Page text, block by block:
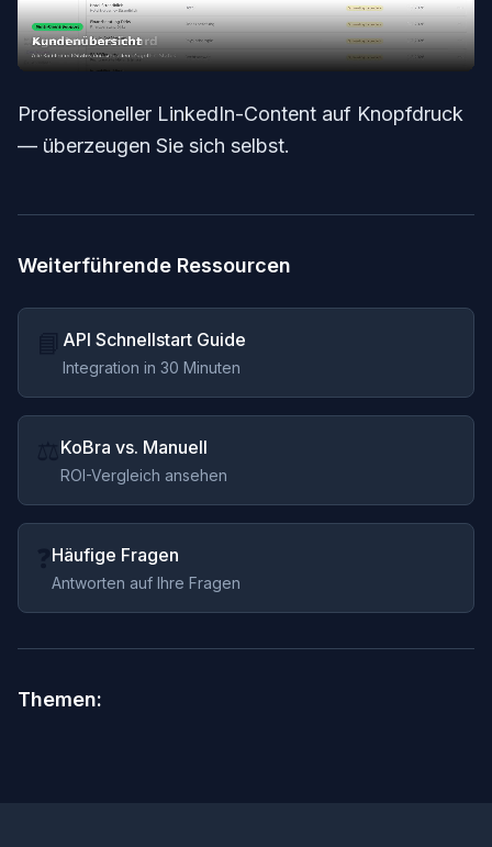
Professioneller LinkedIn-Content auf Knopfdruck
— überzeugen Sie sich selbst.
Weiterführende Ressourcen
API Schnellstart Guide
Integration in 30 Minuten
KoBra vs. Manuell
ROI-Vergleich ansehen
Häufige Fragen
Antworten auf Ihre Fragen
Themen: